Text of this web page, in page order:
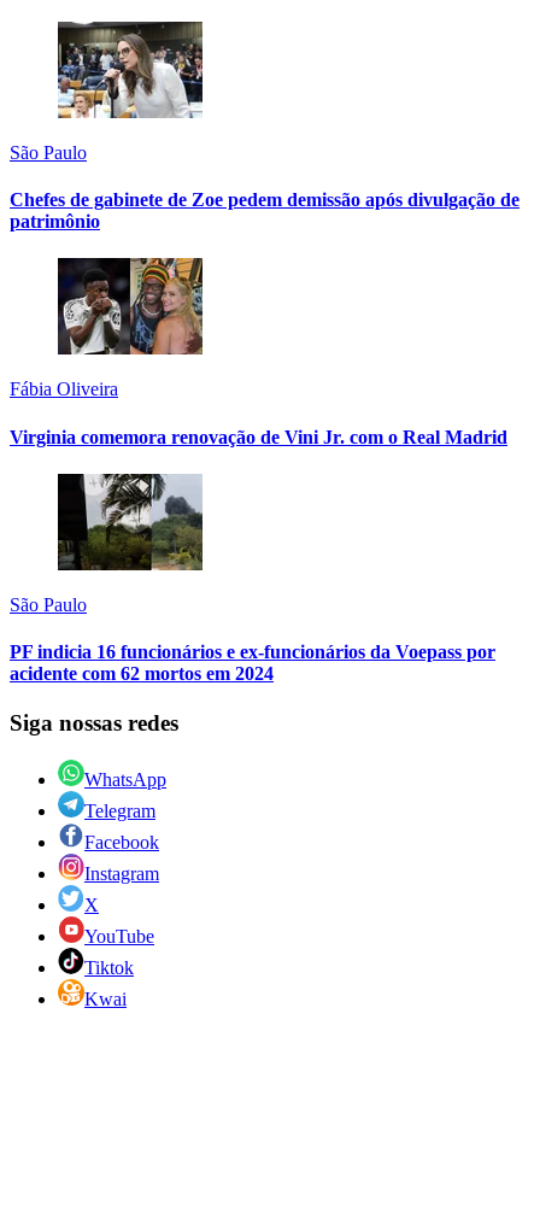
São Paulo
Chefes de gabinete de Zoe pedem demissão após divulgação de
patrimônio
Fábia Oliveira
Virginia comemora renovação de Vini Jr. com o Real Madrid
São Paulo
PF indicia 16 funcionários e ex-funcionários da Voepass por
acidente com 62 mortos em 2024
Siga nossas redes
WhatsApp
Telegram
Facebook
Instagram
X
YouTube
Tiktok
Kwai